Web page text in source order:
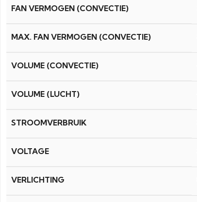
FAN VERMOGEN (CONVECTIE)
MAX. FAN VERMOGEN (CONVECTIE)
VOLUME (CONVECTIE)
VOLUME (LUCHT)
STROOMVERBRUIK
VOLTAGE
VERLICHTING